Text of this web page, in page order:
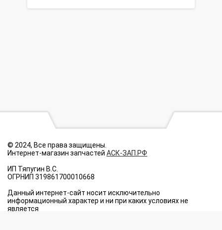
© 2024, Все права защищены.
Интернет-магазин запчастей АСК-ЗАП.РФ
ИП Тяпугин В.С.
ОГРНИП 319861700010668
Данный интернет-сайт носит исключительно
информационный характер и ни при каких условиях не
является